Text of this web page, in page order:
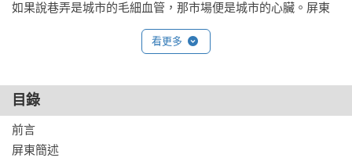
如果說巷弄是城市的毛細血管，那市場便是城市的心臟。屏東
的傳統市場不僅是買賣的場
東人日常的必經之地，而其中的人情味，遠比商品更值得細細
品味。屏東的日常，藏在那些被忽略的街巷、市場與老屋，沒
有耀眼的燈光與繁華的招牌，卻承載著生活的溫度與歷史的痕
跡。
看更多
目錄
前言
屏東簡述